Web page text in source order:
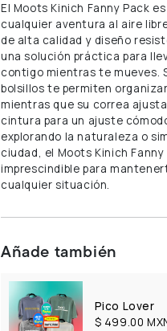
El Moots Kinich Fanny Pack
cualquier aventura al aire
de alta calidad y diseño
una solución práctica para
contigo mientras te mueves.
bolsillos te permiten
mientras que su correa
cintura para un ajuste
explorando la naturaleza o
ciudad, el Moots Kinich
imprescindible para
cualquier situación.
Añade también
Pico Lover
$ 499.00